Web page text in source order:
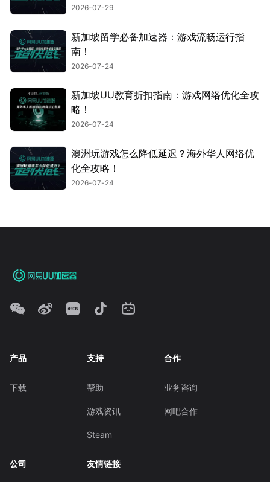
2026-07-29
新加坡留学必备加速器：游戏流畅运行指
南！
2026-07-24
新加坡UU教育折扣指南：游戏网络优化全攻
略！
2026-07-24
澳洲玩游戏怎么降低延迟？海外华人网络优
化全攻略！
2026-07-24
产品
下载
支持
帮助
游戏资讯
Steam
合作
业务咨询
网吧合作
公司 友情链接